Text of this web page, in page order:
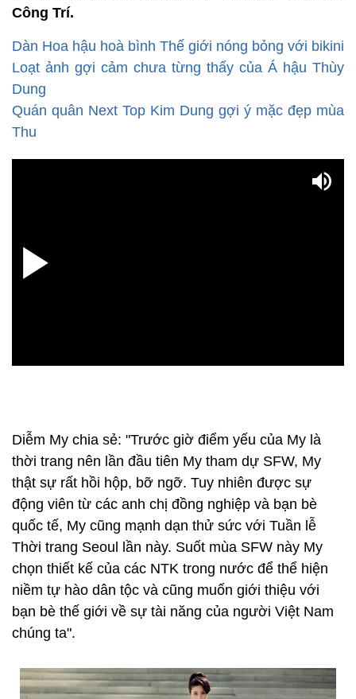
Công Trí.
Dàn Hoa hậu hoà bình Thế giới nóng bỏng với bikini
Loạt ảnh gợi cảm chưa từng thấy của Á hậu Thùy
Dung
Quán quân Next Top Kim Dung gợi ý mặc đẹp mùa
Thu
Diễm My chia sẻ: "Trước giờ điểm yếu của My là
thời trang nên lần đầu tiên My tham dự SFW, My
thật sự rất hồi hộp, bỡ ngỡ. Tuy nhiên được sự
động viên từ các anh chị đồng nghiệp và bạn bè
quốc tế, My cũng mạnh dạn thử sức với Tuần lễ
Thời trang Seoul lần này. Suốt mùa SFW này My
chọn thiết kế của các NTK trong nước để thể hiện
niềm tự hào dân tộc và cũng muốn giới thiệu với
bạn bè thế giới về sự tài năng của người Việt Nam
chúng ta".